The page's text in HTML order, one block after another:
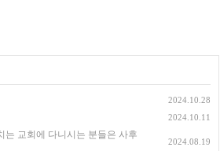
2024.10.28
2024.10.11
는 교회에 다니시는 분들은 사후
2024.08.19